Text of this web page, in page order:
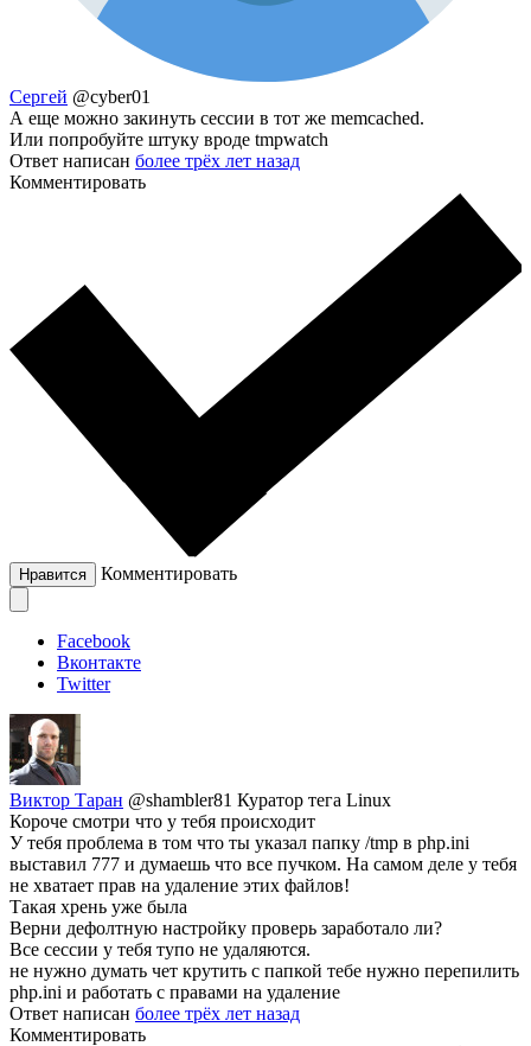
Сергей @cyber01
А еще можно закинуть сессии в тот же memcached.
Или попробуйте штуку вроде tmpwatch
Ответ написан более трёх лет назад
Комментировать
Нравится Комментировать
Facebook
Вконтакте
Twitter
Виктор Таран @shambler81 Куратор тега Linux
Короче смотри что у тебя происходит
У тебя проблема в том что ты указал папку /tmp в php.ini
выставил 777 и думаешь что все пучком. На самом деле у тебя
не хватает прав на удаление этих файлов!
Такая хрень уже была
Верни дефолтную настройку проверь заработало ли?
Все сессии у тебя тупо не удаляются.
не нужно думать чет крутить с папкой тебе нужно перепилить
php.ini и работать с правами на удаление
Ответ написан более трёх лет назад
Комментировать